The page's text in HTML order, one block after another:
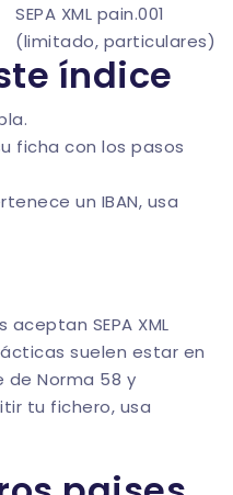
SEPA XML pain.001
(limitado, particulares)
índice
ficha con los pasos
un IBAN, usa
SEPA XML
suelen estar en
Norma 58 y
tu fichero, usa